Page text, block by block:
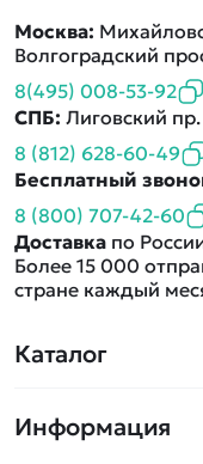
Каталог
Машинки
Информация
Москва:
Волгоградский
8(495) 008-53-92
СПБ: Лиговский
8 (812) 628-60-49
Бесплатный
8 (800) 707-42-60
Доставка по
Более 15 000
стране каждый